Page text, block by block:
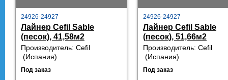
24926-24927
Лайнер Cefil Sable
(песок), 41,58м2
Производитель: Cefil
(Испания)
Под заказ
24926-24927
Лайнер Cefil Sable
(песок), 51,66м2
Производитель: Cefil
(Испания)
Под заказ